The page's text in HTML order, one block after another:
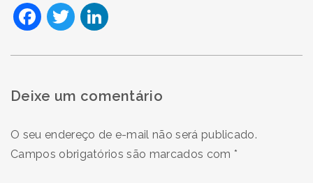
Facebook
Twitter
Deixe um comentário
O seu endereço de e-mail não será publicado.
Campos obrigatórios são marcados com *